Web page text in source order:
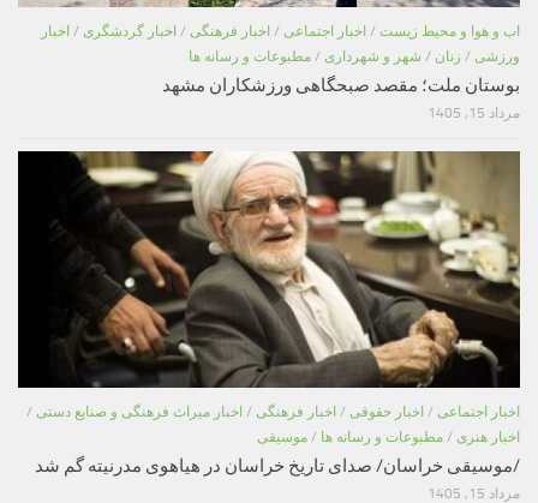
اب و هوا و محیط زیست / اخبار اجتماعی / اخبار فرهنگی / اخبار گردشگری / اخبار
ورزشی / زنان / شهر و شهرداری / مطبوعات و رسانه ها
بوستان ملت؛ مقصد صبحگاهی ورزشکاران مشهد
مرداد 15, 1405
اخبار اجتماعی / اخبار حقوقی / اخبار فرهنگی / اخبار میراث فرهنگی و صنایع دستی /
اخبار هنری / مطبوعات و رسانه ها / موسیقی
/موسیقی خراسان/ صدای تاریخ خراسان در هیاهوی مدرنیته گم شد
مرداد 15, 1405